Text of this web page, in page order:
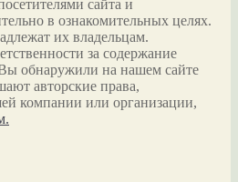
сайта и
в ознакомительных целях.
их владельцам.
за содержание
обнаружили на нашем сайте
авторские права,
компании или организации,